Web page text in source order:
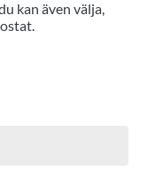
kan även välja,